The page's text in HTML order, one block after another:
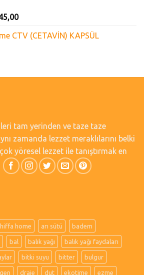
CTV (CETAVİN) KAPSÜL
tam yerinden ve taze taze
zamanda lezzet meraklılarını belki
yöresel lezzet ile tanıştırmak en
home arı sütü badem
bal balık yağı balık yağı faydaları
bitki suyu bitter bulgur
draje dut ekotime ezme